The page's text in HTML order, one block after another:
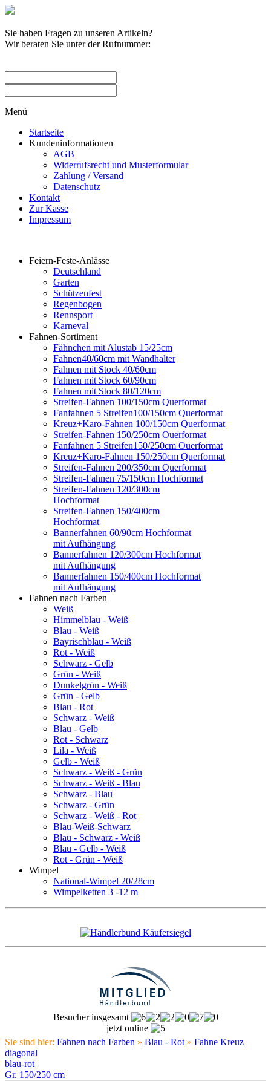
Sie haben Fragen zu unseren Artikeln?
Wir beraten Sie unter der Rufnummer:
Menü
Startseite
Kundeninformationen
AGB
Widerrufsrecht und Musterformular
Zahlung / Versand
Datenschutz
Kontakt
Zur Kasse
Impressum
Feiern-Feste-Anlässe
Deutschland
Garten
Schützenfest
Regenbogen
Rennsport
Karneval
Fahnen-Sortiment
Fähnchen mit Alustab 15/25cm
Fahnen40/60cm mit Wandhalter
Fahnen mit Stock 40/60cm
Fahnen mit Stock 60/90cm
Fahnen mit Stock 80/120cm
Streifen-Fahnen 100/150cm Querformat
Fanfahnen 5 Streifen100/150cm Querformat
Kreuz+Karo-Fahnen 100/150cm Querformat
Streifen-Fahnen 150/250cm Ouerformat
Fanfahnen 5 Streifen150/250cm Ouerformat
Kreuz+Karo-Fahnen 150/250cm Querformat
Streifen-Fahnen 200/350cm Querformat
Streifen-Fahnen 75/150cm Hochformat
Streifen-Fahnen 120/300cm
Hochformat
Streifen-Fahnen 150/400cm
Hochformat
Bannerfahnen 60/90cm Hochformat
mit Aufhängung
Bannerfahnen 120/300cm Hochformat
mit Aufhängung
Bannerfahnen 150/400cm Hochformat
mit Aufhängung
Fahnen nach Farben
Weiß
Himmelblau - Weiß
Blau - Weiß
Bayrischblau - Weiß
Rot - Weiß
Schwarz - Gelb
Grün - Weiß
Dunkelgrün - Weiß
Grün - Gelb
Blau - Rot
Schwarz - Weiß
Blau - Gelb
Rot - Schwarz
Lila - Weiß
Gelb - Weiß
Schwarz - Weiß - Grün
Schwarz - Weiß - Blau
Schwarz - Blau
Schwarz - Grün
Schwarz - Weiß - Rot
Blau-Weiß-Schwarz
Blau - Schwarz - Weiß
Blau - Gelb - Weiß
Rot - Grün - Weiß
Wimpel
National-Wimpel 20/28cm
Wimpelketten 3 -12 m
Besucher insgesamt
jetzt online
Sie sind hier: Fahnen nach Farben » Blau - Rot » Fahne Kreuz
diagonal
blau-rot
Gr. 150/250 cm